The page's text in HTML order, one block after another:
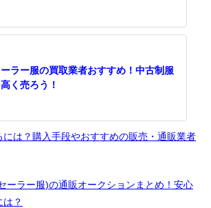
ラー服の買取業者おすすめ！中古制服
く売ろう！
は？購入手段やおすすめの販売・通販業者
ーラー服)の通販オークションまとめ！安心
？